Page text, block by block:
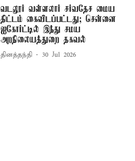
வடலூர் வள்ளலார் சர்வதேச மைய
திட்டம் கைவிடப்பட்டது; சென்னை
ஐகோர்ட்டில் இந்து சமய
அறநிலையத்துறை தகவல்
தினத்தந்தி 30 Jul 2026